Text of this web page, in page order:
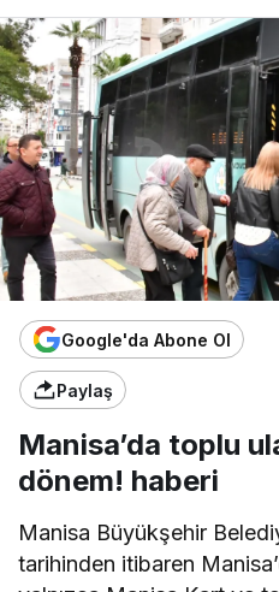
Google'da Abone Ol
Paylaş
Manisa’da toplu
dönem! haberi
Manisa Büyükşehir
tarihinden itibaren